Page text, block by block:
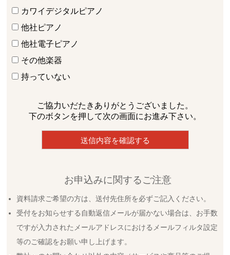
カワイデジタルピアノ
他社ピアノ
他社電子ピアノ
その他楽器
持っていない
ご協力いだたきありがとうございました。
下のボタンを押して次の画面にお進み下さい。
お申込みに関するご注意
資料請求ご希望の方は、送付先住所を必ずご記入ください。
受付をお知らせする自動返信メールが届かない場合は、お手数
ですが入力されたメールアドレスにおけるメールフィルタ設定
等のご確認をお願い申し上げます。